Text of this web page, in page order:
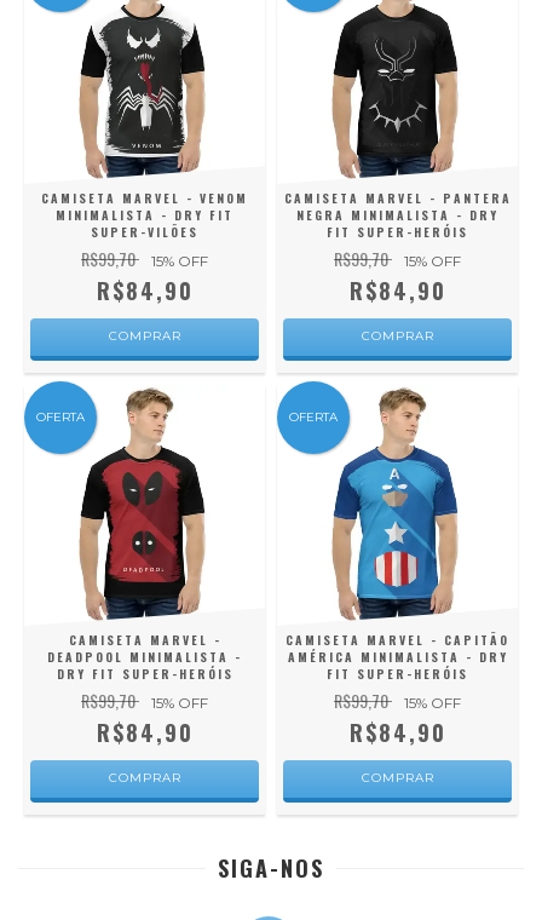
CAMISETA MARVEL - VENOM
MINIMALISTA - DRY FIT
SUPER-VILÕES
R$99,70 15% OFF
R$84,90
COMPRAR
CAMISETA MARVEL - PANTERA
NEGRA MINIMALISTA - DRY
FIT SUPER-HERÓIS
R$99,70 15% OFF
R$84,90
COMPRAR
OFERTA
CAMISETA MARVEL -
DEADPOOL MINIMALISTA -
DRY FIT SUPER-HERÓIS
R$99,70 15% OFF
R$84,90
COMPRAR
OFERTA
CAMISETA MARVEL - CAPITÃO
AMÉRICA MINIMALISTA - DRY
FIT SUPER-HERÓIS
R$99,70 15% OFF
R$84,90
COMPRAR
SIGA-NOS